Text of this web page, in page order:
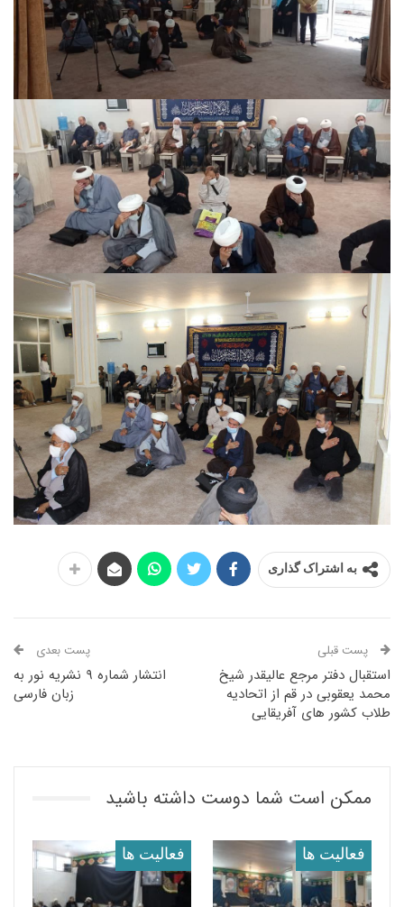
به اشتراک گذاری
پست قبلی
استقبال دفتر مرجع عالیقدر شیخ
محمد یعقوبی در قم از اتحادیه
طلاب کشور های آفریقایی
پست بعدی
انتشار شماره ۹ نشریه نور به
زبان فارسی
ممکن است شما دوست داشته باشید
فعالیت ها فعالیت ها